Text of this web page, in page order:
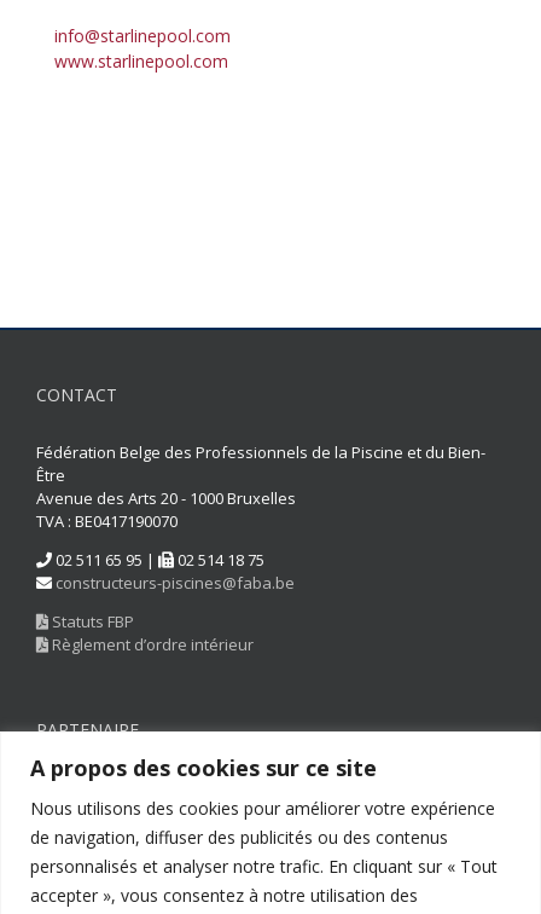
A propos des cookies sur ce site
Nous utilisons des cookies pour améliorer votre expérience
de navigation, diffuser des publicités ou des contenus
personnalisés et analyser notre trafic. En cliquant sur « Tout
accepter », vous consentez à notre utilisation des
info@starlinepool.com
www.starlinepool.com
CONTACT
Fédération Belge des Professionnels de la Piscine et du Bien-
Être
Avenue des Arts 20 - 1000 Bruxelles
TVA : BE0417190070
02 511 65 95 |
02 514 18 75
constructeurs-piscines@faba.be
Statuts FBP
Règlement d’ordre intérieur
PARTENAIRE